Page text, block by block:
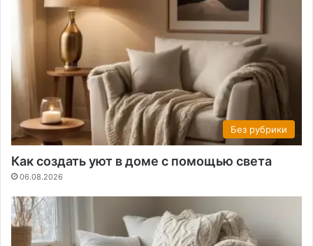
Без рубрики
Как создать уют в доме с помощью света
06.08.2026